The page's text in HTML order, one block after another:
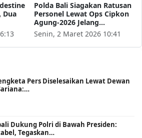
Dua
Polda Bali Siagakan Ratusan
Personel Lewat Ops Cipkon
Agung-2026 Jelang…
Senin, 2 Maret 2026 10:41
Pers Diselesaikan Lewat Dewan
Dukung Polri di Bawah Presiden:
Tegaskan…